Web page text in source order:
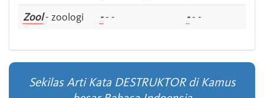
Zool- zoologi -- - -- -
Sekilas Arti Kata DESTRUKTOR di Kamus